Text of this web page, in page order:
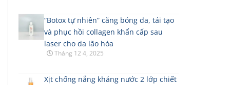
“Botox tự nhiên” căng bóng da, tái tạo
và phục hồi collagen khẩn cấp sau
laser cho da lão hóa
Tháng 12 4, 2025
Xịt chống nắng kháng nước 2 lớp chiết